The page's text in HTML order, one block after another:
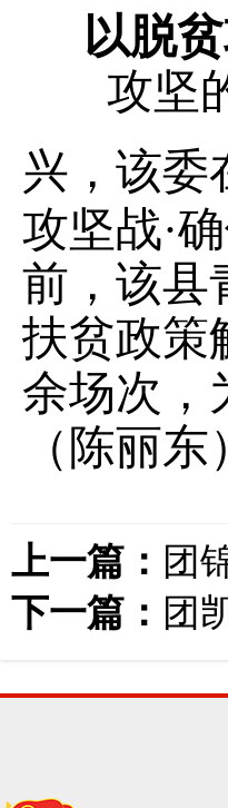
以脱
攻坚
兴，该委
攻坚战·
前，该县
扶贫政策
余场次，
（ 陈丽东
上一篇： 团
下一篇： 团